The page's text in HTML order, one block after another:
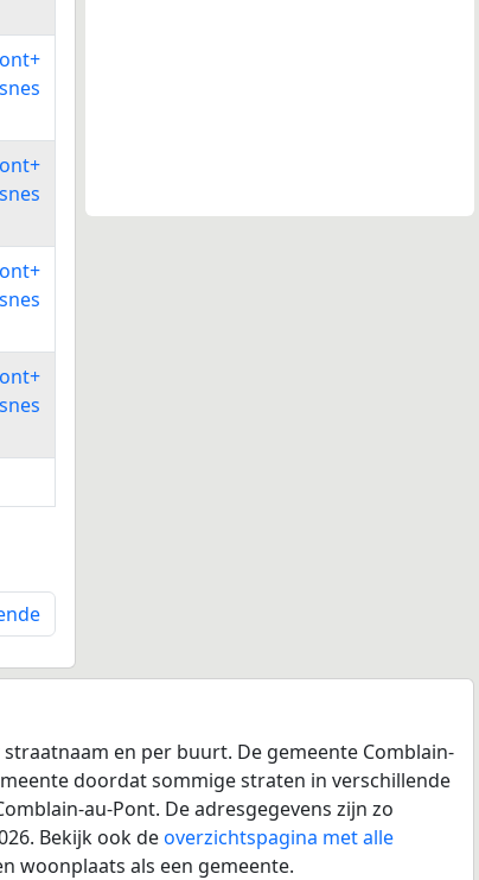
en per buurt. De gemeente Comblain-
doordat sommige straten in verschillende
au-Pont. De adresgegevens zijn zo
Bekijk ook deoverzichtspagina met alle
woonplaats als een gemeente.